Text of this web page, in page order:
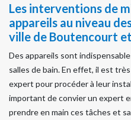
Les interventions de
appareils au niveau
ville de Boutencourt
Des appareils sont
salles de bain. En effet, il est
expert pour procéder à leur
important de convier un expert
prendre en main ces tâches et